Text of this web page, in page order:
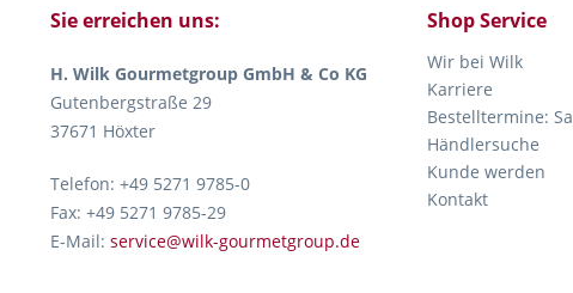
Sie erreichen uns:
H. Wilk Gourmetgroup GmbH & Co KG
Gutenbergstraße 29
37671 Höxter
Telefon: +49 5271 9785-0
Fax: +49 5271 9785-29
E-Mail: service@wilk-gourmetgroup.de
Shop Service
Wir bei Wilk
Karriere
Bestelltermine:
Händlersuche
Kunde werden
Kontakt